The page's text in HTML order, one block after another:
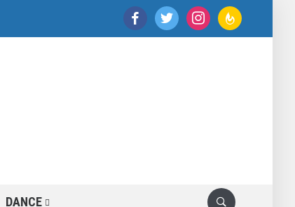
facebooktwitter instagramfeedburner
DANCE